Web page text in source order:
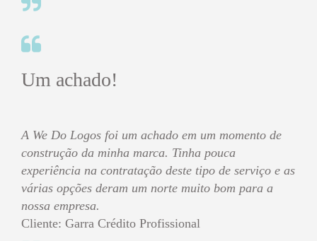
Um achado!
A We Do Logos foi um achado em um momento de
construção da minha marca. Tinha pouca
experiência na contratação deste tipo de serviço e as
várias opções deram um norte muito bom para a
nossa empresa.
Cliente: Garra Crédito Profissional